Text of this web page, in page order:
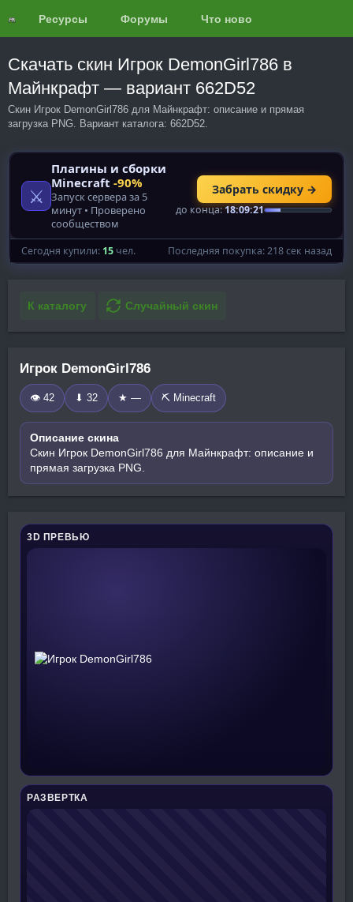
Ресурсы Форумы Что нового?
Скачать скин Игрок DemonGirl786 в
Майнкрафт — вариант 662D52
Скин Игрок DemonGirl786 для Майнкрафт: описание и прямая
загрузка PNG. Вариант каталога: 662D52.
К каталогу Случайный скин
Игрок DemonGirl786
👁 42 ⬇ 32 ★ — ⛏️ Minecraft
Описание скина
Скин Игрок DemonGirl786 для Майнкрафт: описание и
прямая загрузка PNG.
3D ПРЕВЬЮ
РАЗВЕРТКА